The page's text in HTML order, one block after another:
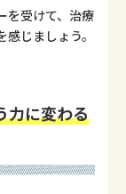
を受けて、治療
じましょう。
力に変わる